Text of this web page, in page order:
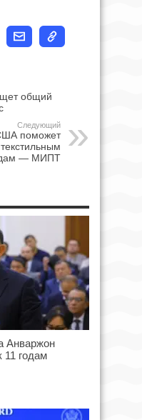
общий
Следующий
поможет
— МИПТ
Анваржон
11 годам